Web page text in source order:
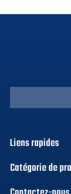
Liens rapides
Catégorie de